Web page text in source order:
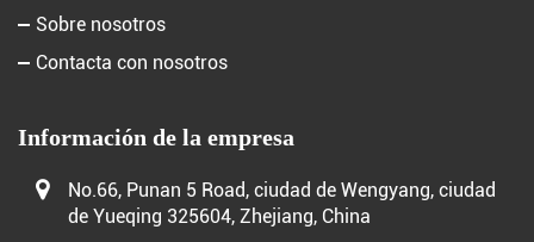
Sobre nosotros
Contacta con nosotros
Información de la empresa
No.66, Punan 5 Road, ciudad de Wengyang, ciudad
de Yueqing 325604, Zhejiang, China